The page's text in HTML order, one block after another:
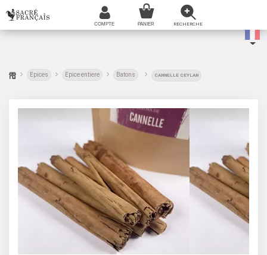
Epices Epice entiere Batons CANNELLE CEYLAN